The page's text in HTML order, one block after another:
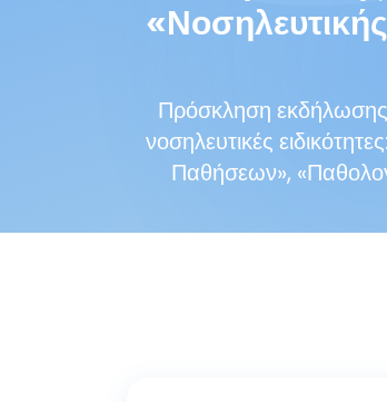
Πρόσκληση εκδήλωσης
νοσηλευτικές
Παθήσεων»,